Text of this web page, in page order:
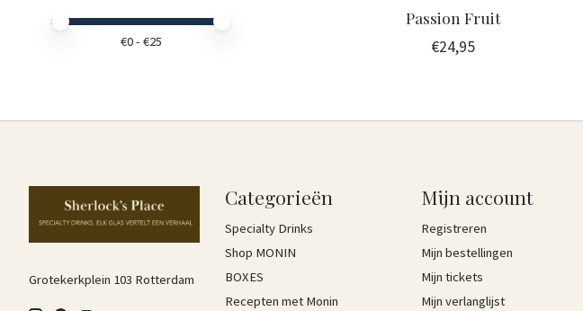
Minimale prijswaarde
Price maximum value
€0- €25
Passion Fruit
€24,95
Grotekerkplein 103 Rotterdam
Categorieën
Specialty Drinks
Shop MONIN
BOXES
Recepten met Monin
Mijn account
Registreren
Mijn bestellingen
Mijn tickets
Mijn verlanglijst